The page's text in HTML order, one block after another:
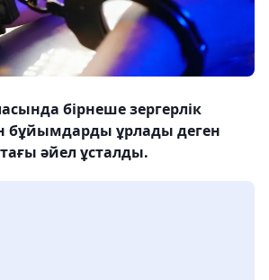
бірнеше зергерлік
бұйымдарды ұрлады деген
әйел ұсталды.